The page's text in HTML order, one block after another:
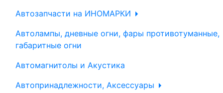
Автозапчасти на ИНОМАРКИ
Автолампы, дневные огни, фары противотуманные,
габаритные огни
Автомагнитолы и Акустика
Автопринадлежности, Аксессуары